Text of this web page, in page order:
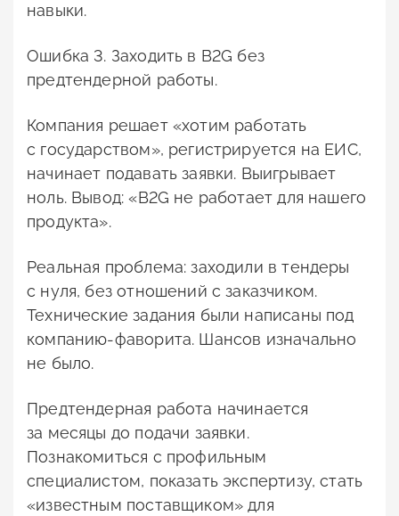
навыки.
Ошибка 3. Заходить в B2G без
предтендерной работы.
Компания решает «хотим работать
с государством», регистрируется на ЕИС,
начинает подавать заявки. Выигрывает
ноль. Вывод: «B2G не работает для нашего
продукта».
Реальная проблема: заходили в тендеры
с нуля, без отношений с заказчиком.
Технические задания были написаны под
компанию-фаворита. Шансов изначально
не было.
Предтендерная работа начинается
за месяцы до подачи заявки.
Познакомиться с профильным
специалистом, показать экспертизу, стать
«известным поставщиком» для